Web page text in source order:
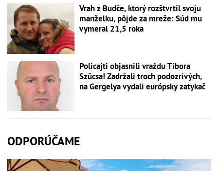
Vrah z Budče, ktorý rozštvrtil svoju
manželku, pôjde za mreže: Súd mu
vymeral 21,5 roka
Policajti objasnili vraždu Tibora
Szűcsa! Zadržali troch podozrivých,
na Gergelya vydali európsky zatykač
ODPORÚČAME